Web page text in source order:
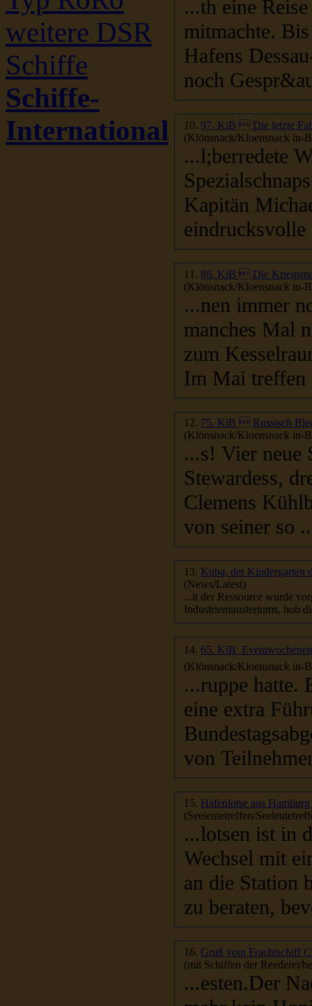
weitere DSR
Schiffe
Schiffe-
International
...th eine
mitmachte.
Hafens Dessau-Roßlau. Norberts
noch
10. 97. KiB  Die letzte
(Klönsnack/Kloensnack in-
...l;berredete
Kapitän Michael
11. 86. KiB  Die
(Klönsnack/Kloensnack in-
...nen immer
manches Mal
zum
Im Mai treffen
12. 75. KiB  Russisch
(Klönsnack/Kloensnack in-
...s! Vier neue Seeleute stellten sich vor, darunter auch eine
Stewardess,
Clemens
von seiner so
13. Kuba, der Kindergarten
(News/Latest)
...it der Ressource wurde
Industrieministeriums, hob
14. 65. KiB 
(Klönsnack/Kloensnack in-
...ruppe hatte. Eine Teil-Gruppe von sechs Teilnehmern erhielt
eine extra
von
15. Hafenlotse aus
(Seeleutetreffen/
...lotsen ist in
Wechsel mit
an die Station
zu beraten,
16. Gruß vom Frachtschiff
(mit Schiffen der Reederei/
...esten.Der